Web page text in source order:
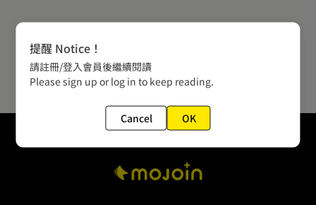
提醒 Notice！
請註冊/登入會員後繼續閱讀
Please sign up or log in to keep reading.
Cancel OK